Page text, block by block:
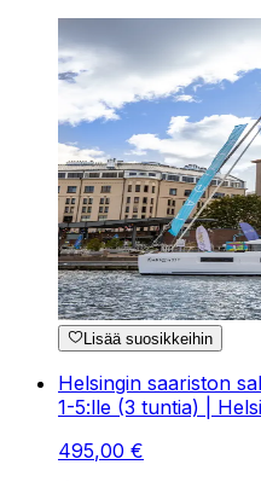
Lisää suosikkeihin
Helsingin saariston
1-5:lle (3 tuntia) |
495,00 €